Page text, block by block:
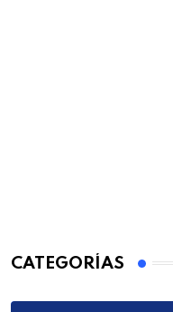
CATEGORÍAS